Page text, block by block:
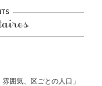
囲気、区ごとの人口」